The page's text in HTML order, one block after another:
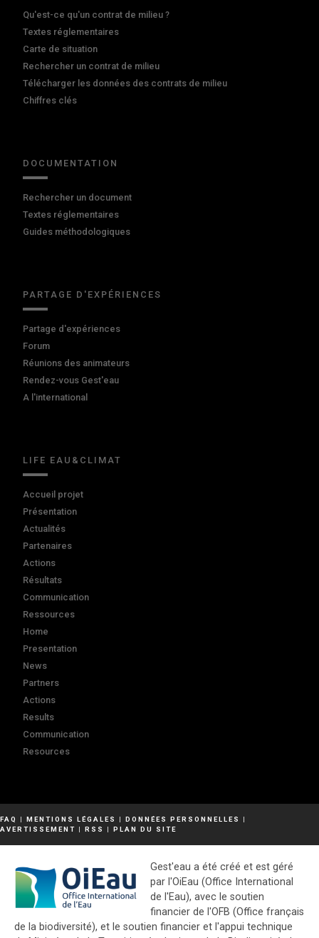
Qu'est-ce qu'un contrat de milieu ?
Textes réglementaires
Carte de situation
Rechercher un contrat de milieu
Télécharger les données des contrats de milieu
Chiffres clés
DOCUMENTATION
Rechercher un document
Textes réglementaires
Guides méthodologiques
PARTAGE D'EXPÉRIENCES
Partage d'expériences
Forum
Réunions des animateurs
Rendez-vous Gest'eau
A l'international
LIFE EAU&CLIMAT
Accueil projet
Présentation
Actualités
Partenaires
Actions
Résultats
Communication
Ressources
Home
Presentation
News
Partners
Actions
Results
Communication
Resources
FAQ | MENTIONS LÉGALES | DONNÉES PERSONNELLES
|
AVERTISSEMENT | RSS | PLAN DU SITE
Gest'eau a été créé et est géré
par l'OiEau (Office International
de l'Eau), avec le soutien
financier de l'OFB (Office français
de la biodiversité), et le soutien financier et l'appui technique